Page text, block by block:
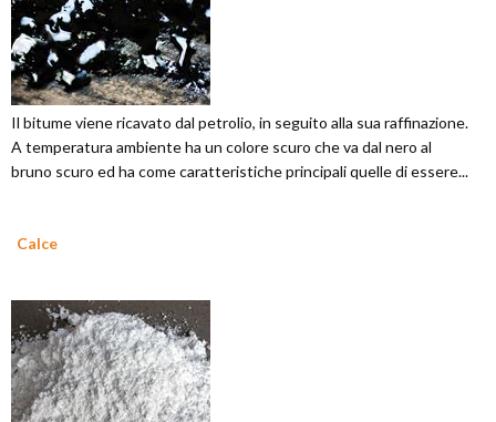
Il bitume viene ricavato dal petrolio, in seguito alla sua raffinazione.
A temperatura ambiente ha un colore scuro che va dal nero al
bruno scuro ed ha come caratteristiche principali quelle di essere...
Calce